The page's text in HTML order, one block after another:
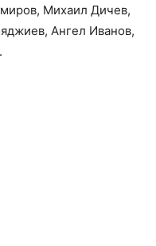
Михаил Дичев,
Ангел Иванов,